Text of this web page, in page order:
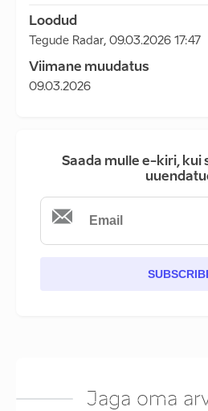
Loodud
Tegude Radar, 09.03.2026 17:47
Viimane muudatus
09.03.2026
Saada mulle e-kiri, kui
Jaga oma